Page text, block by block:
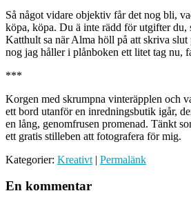
Så något vidare objektiv får det nog bli,
köpa, köpa. Du ä inte rädd för utgifter du,
Katthult sa när Alma höll på att skriva slut
nog jag håller i plånboken ett litet tag nu,
***
Korgen med skrumpna vinteräpplen och
ett bord utanför en inredningsbutik igår,
en lång, genomfrusen promenad. Tänkt
ett gratis stilleben att fotografera för mig.
Kategorier: Kreativt | Permalänk
En kommentar